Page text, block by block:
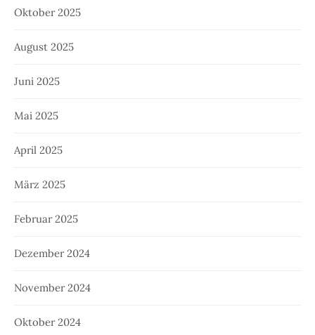
Oktober 2025
August 2025
Juni 2025
Mai 2025
April 2025
März 2025
Februar 2025
Dezember 2024
November 2024
Oktober 2024